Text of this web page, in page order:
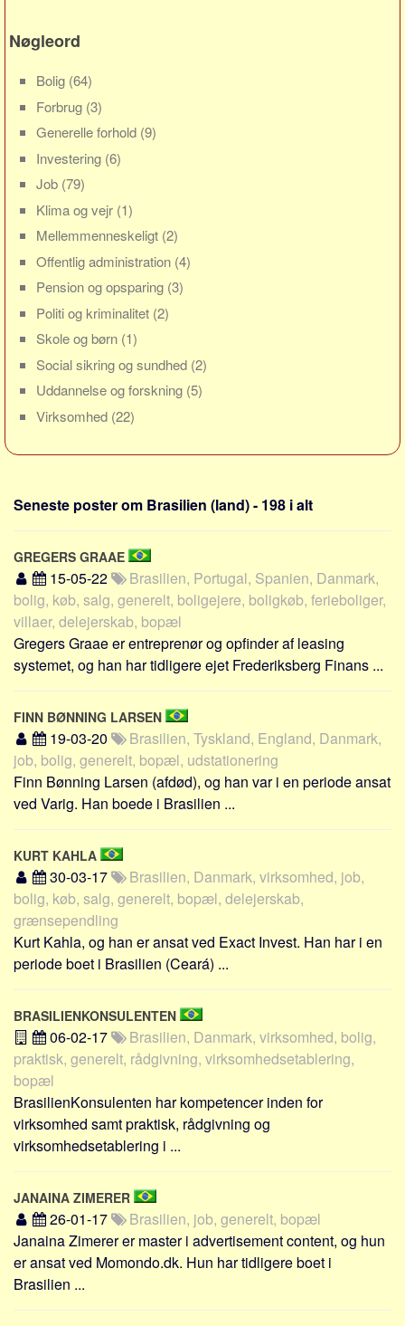
Norge
Italien
Grækenland
Nøgleord
Bolig
Job
Virksomhed
Investering
Forbrug
Social sikring og sundhed
Aspekter
Køb og salg
Økonomi
Jura og regler
Skatter og afgifter
Statistik
Praktisk
Meta
Dokumenttyper
Emner
Personer
Steder
Kilder
Om
Webstedet
Redigering
Tekstannoncer
Bannere
Hjælp
Nøgleord
Bolig (64)
Forbrug (3)
Generelle forhold (9)
Investering (6)
Job (79)
Klima og vejr (1)
Mellemmenneskeligt (2)
Offentlig administration (4)
Pension og opsparing (3)
Politi og kriminalitet (2)
Skole og børn (1)
Social sikring og sundhed (2)
Uddannelse og forskning (5)
Virksomhed (22)
Seneste poster om Brasilien (land) - 198 i alt
GREGERS GRAAE
15-05-22
Brasilien, Portugal, Spanien, Danmark,
bolig, køb, salg, generelt, boligejere, boligkøb, ferieboliger,
villaer, delejerskab, bopæl
Gregers Graae er entreprenør og opfinder af leasing
systemet, og han har tidligere ejet Frederiksberg Finans ...
FINN BØNNING LARSEN
19-03-20
Brasilien, Tyskland, England, Danmark,
job, bolig, generelt, bopæl, udstationering
Finn Bønning Larsen (afdød), og han var i en periode ansat
ved Varig. Han boede i Brasilien ...
KURT KAHLA
30-03-17
Brasilien, Danmark, virksomhed, job,
bolig, køb, salg, generelt, bopæl, delejerskab,
grænsependling
Kurt Kahla, og han er ansat ved Exact Invest. Han har i en
periode boet i Brasilien (Ceará) ...
BRASILIENKONSULENTEN
06-02-17
Brasilien, Danmark, virksomhed, bolig,
praktisk, generelt, rådgivning, virksomhedsetablering,
bopæl
BrasilienKonsulenten har kompetencer inden for
virksomhed samt praktisk, rådgivning og
virksomhedsetablering i ...
JANAINA ZIMERER
26-01-17
Brasilien, job, generelt, bopæl
Janaina Zimerer er master i advertisement content, og hun
er ansat ved Momondo.dk. Hun har tidligere boet i
Brasilien ...